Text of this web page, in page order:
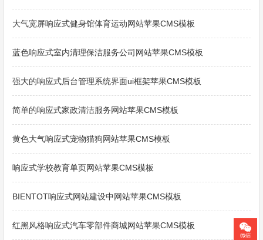
大气宽屏响应式健身馆体育运动网站苹果CMS模板
蓝色响应式室内清理保洁服务公司网站苹果CMS模板
强大的响应式后台管理系统界面ui框架苹果CMS模板
简单的响应式家政清洁服务网站苹果CMS模板
黄色大气响应式宠物猫狗网站苹果CMS模板
响应式学校教育单页网站苹果CMS模板
BIENTOT响应式网站建设中网站苹果CMS模板
红黑风格响应式汽车零部件商城网站苹果CMS模板